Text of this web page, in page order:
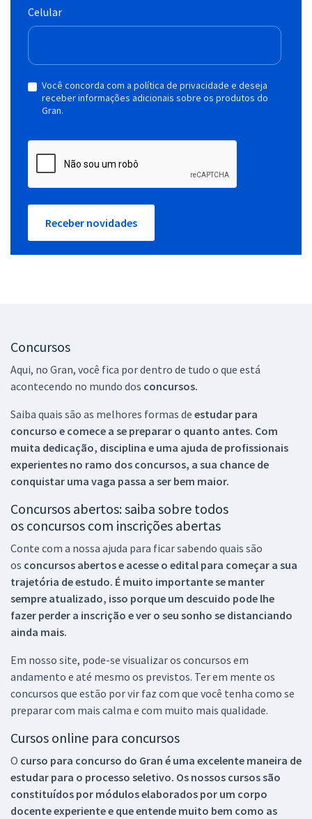
Celular
Você concorda com a política de privacidade e deseja
receber informações adicionais sobre os produtos do
Gran.
Receber novidades
Concursos
Aqui, no Gran, você fica por dentro de tudo o que está
acontecendo no mundo dos concursos.
Saiba quais são as melhores formas de estudar para
concurso e comece a se preparar o quanto antes. Com
muita dedicação, disciplina e uma ajuda de profissionais
experientes no ramo dos concursos, a sua chance de
conquistar uma vaga passa a ser bem maior.
Concursos abertos: saiba sobre todos
os concursos com inscrições abertas
Conte com a nossa ajuda para ficar sabendo quais são
os concursos abertos e acesse o edital para começar a sua
trajetória de estudo. É muito importante se manter
sempre atualizado, isso porque um descuido pode lhe
fazer perder a inscrição e ver o seu sonho se distanciando
ainda mais.
Em nosso site, pode-se visualizar os concursos em
andamento e até mesmo os previstos. Ter em mente os
concursos que estão por vir faz com que você tenha como se
preparar com mais calma e com muito mais qualidade.
Cursos online para concursos
O curso para concurso do Gran é uma excelente maneira de
estudar para o processo seletivo. Os nossos cursos são
constituídos por módulos elaborados por um corpo
docente experiente e que entende muito bem como as